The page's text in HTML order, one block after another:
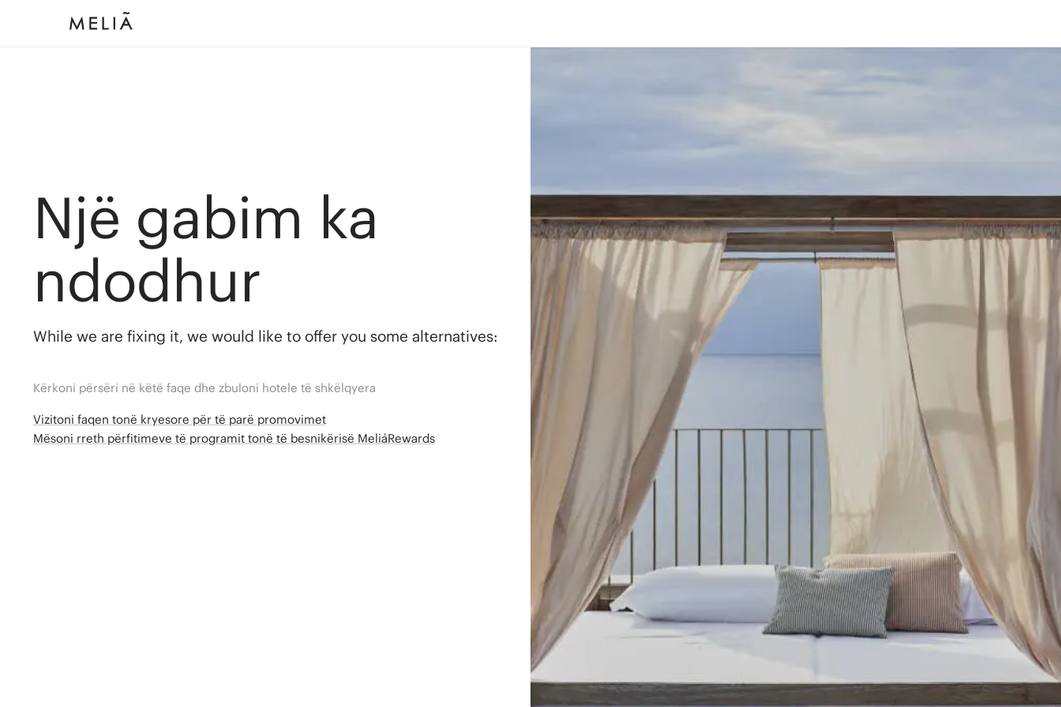
Një gabim ka
ndodhur
While we are fixing it, we would like to offer you some alternatives:
Kërkoni përsëri në këtë faqe dhe zbuloni hotele të shkëlqyera
Vizitoni faqen tonë kryesore për të parë promovimet
Mësoni rreth përfitimeve të programit tonë të besnikërisë MeliáRewards